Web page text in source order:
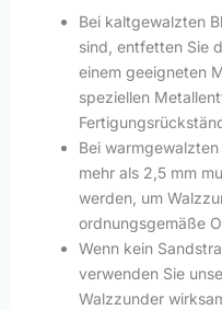
Bei kaltgewalzten
sind, entfetten Sie
einem geeigneten
speziellen
Bei
mehr als 2,5 mm
werden, um
ordnungsgemäße
Wenn kein
verwenden Sie
Walzzunder